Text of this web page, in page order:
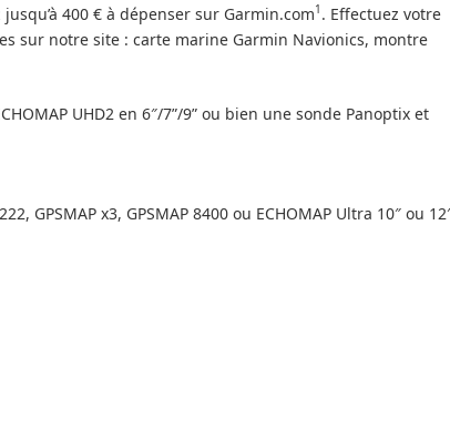
400 € à dépenser sur Garmin.com1 . Effectuez votre
sur notre site : carte marine Garmin Navionics, montre
UHD2 en 6″/7”/9” ou bien une sonde Panoptix et
GPSMAP x3, GPSMAP 8400 ou ECHOMAP Ultra 10″ ou